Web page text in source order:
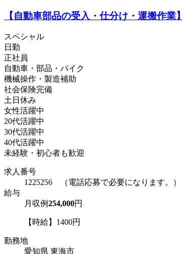
【自動車部品の受入・仕分け・運搬作
スペシャル
日勤
正社員
自動車・部品・バイク
機械操作・製造補助
社会保険完備
土日休み
女性活躍中
20代活躍中
30代活躍中
40代活躍中
未経験・初心者も歓迎
求人番号
1225256 （電話応募で必要になります。）
給与
月収例254,000円
【時給】1400円
勤務地
愛知県 東海市